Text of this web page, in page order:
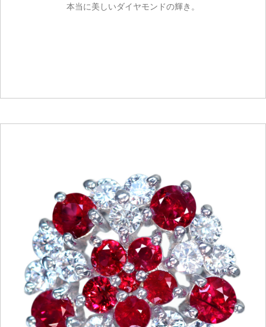
本当に美しいダイヤモンドの輝き。